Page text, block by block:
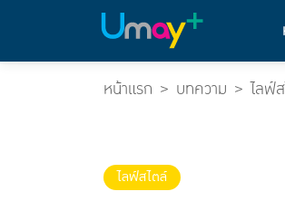
หน้าแรก บทความ ไลฟ์
ไลฟ์สไตล์